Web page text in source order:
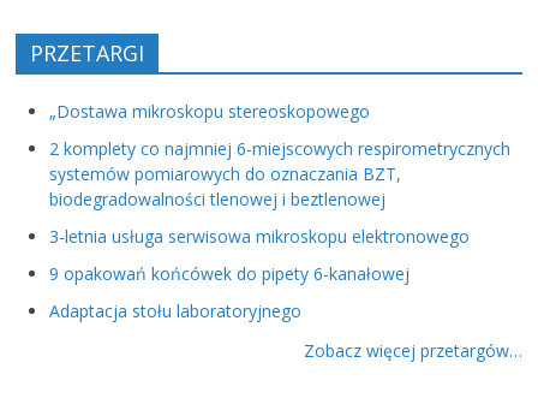
PRZETARGI
„Dostawa mikroskopu stereoskopowego
2 komplety co najmniej 6-miejscowych respirometrycznych
systemów pomiarowych do oznaczania BZT,
biodegradowalności tlenowej i beztlenowej
3-letnia usługa serwisowa mikroskopu elektronowego
9 opakowań końcówek do pipety 6-kanałowej
Adaptacja stołu laboratoryjnego
Zobacz więcej przetargów…